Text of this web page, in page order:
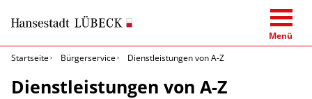
Menü
Startseite
Bürgerservice Dienstleistungen von A-Z
Dienstleistungen von A-Z